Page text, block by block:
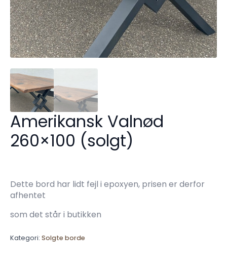
Amerikansk Valnød
260×100 (solgt)
Dette bord har lidt fejl i epoxyen, prisen er derfor
afhentet
som det står i butikken
Kategori: Solgte borde